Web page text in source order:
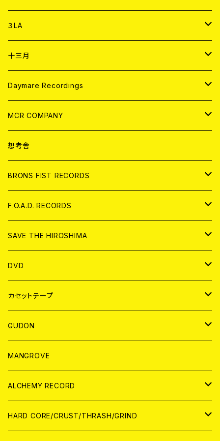
DIGITAL CONTENTS
アナログ
CD
ANALOG
アパレル
３LA
CD
ANALOG
十三月
CD
ANALOG
Daymare Recordings
CD
ANALOG
MCR COMPANY
CD
アパレル
ANALOG
想考舎
BRONS FIST RECORDS
CD
ANALOG
F.O.A.D. RECORDS
CD
ANALOG
SAVE THE HIROSHIMA
アパレル
BADGE
DVD
JAPAN
WORLD
カセットテープ
JAPAN
WORLD
GUDON
アパレル
PATCH
アナログ
MANGROVE
ALCHEMY RECORD
CD
HARD CORE/CRUST/THRASH/GRIND